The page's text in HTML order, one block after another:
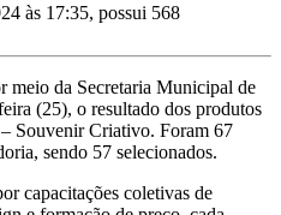
às 17:35, possui 568
meio da Secretaria Municipal de
(25), o resultado dos produtos
Souvenir Criativo. Foram 67
sendo 57 selecionados.
capacitações coletivas de